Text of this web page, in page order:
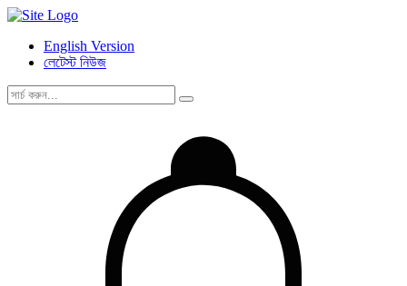
English Version
লেটেস্ট নিউজ